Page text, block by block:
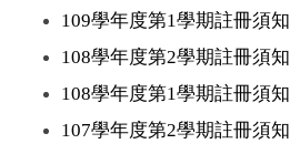
109學年度第1學期註冊須知
108學年度第2學期註冊須知
108學年度第1學期註冊須知
107學年度第2學期註冊須知